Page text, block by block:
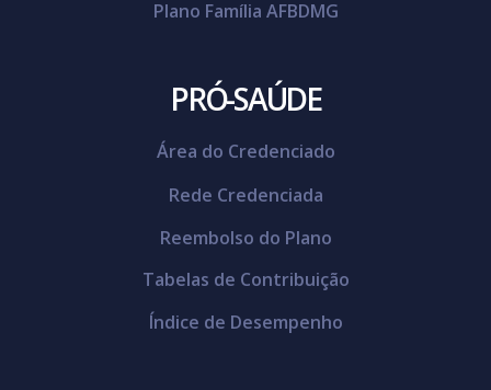
Plano Família AFBDMG
PRÓ-SAÚDE
Área do Credenciado
Rede Credenciada
Reembolso do Plano
Tabelas de Contribuição
Índice de Desempenho